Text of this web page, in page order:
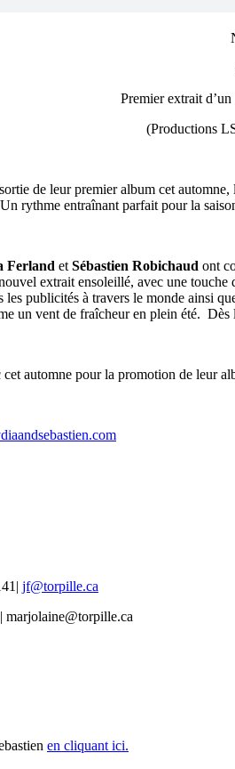
Premier extrait
(Productions
de leur premier album cet automne,
rythme entraînant parfait pour la
Ferland et Sébastien Robichaud ont
extrait ensoleillé, avec une
les publicités à travers le monde ainsi
un vent de fraîcheur en plein été.
cet automne pour la promotion de leur
jf@torpille.ca
marjolaine@torpille.ca
en cliquant ici.